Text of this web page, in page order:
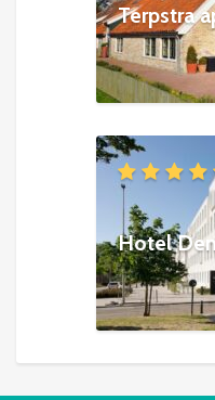
Terpstra
Hotel